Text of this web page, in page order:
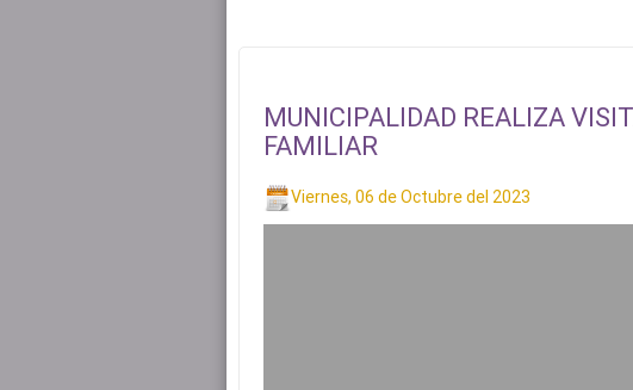
MUNICIPALIDAD REALIZA
FAMILIAR
Viernes, 06 de Octubre del 2023